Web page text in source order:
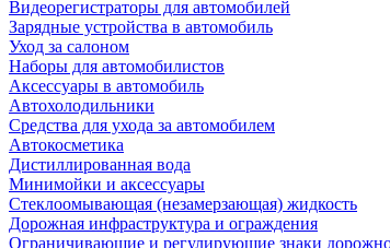
Видеорегистраторы для автомобилей
Зарядные устройства в автомобиль
Уход за салоном
Наборы для автомобилистов
Аксессуары в автомобиль
Автохолодильники
Средства для ухода за автомобилем
Автокосметика
Дистиллированная вода
Минимойки и аксессуары
Стеклоомывающая (незамерзающая) жидкость
Дорожная инфраструктура и ограждения
Ограничивающие и регулирующие знаки